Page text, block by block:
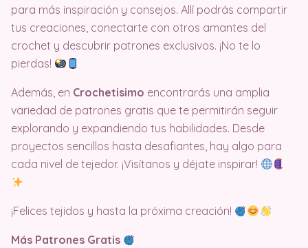
para más inspiración y consejos. Allí podrás compartir
tus creaciones, conectarte con otros amantes del
crochet y descubrir patrones exclusivos. ¡No te lo
pierdas!
Además, en Crochetisimo encontrarás una amplia
variedad de patrones gratis que te permitirán seguir
explorando y expandiendo tus habilidades. Desde
proyectos sencillos hasta desafiantes, hay algo para
cada nivel de tejedor. ¡Visítanos y déjate inspirar!
¡Felices tejidos y hasta la próxima creación!
Más Patrones Gratis